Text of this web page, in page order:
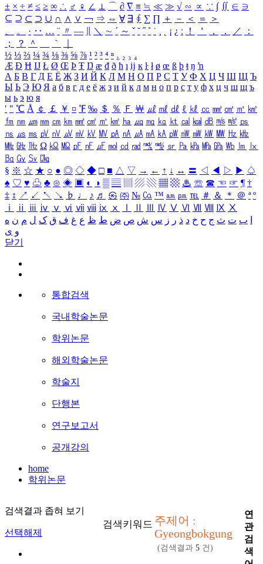
± × ÷ ≠ ≤ ≥ ∞ ∴ ♂ ♀ ∠ ⊥ ⌒ ∂ ∇ ≡ ≒ ≪ ≫ √ ∽ ∝ ∵ ∫ ∬ ∈ ∋
⊆ ⊇ ⊂ ⊃ ∪ ∩ ∧ ∨ ￢ ⇒ ⇔ ∀ ∃ ∮ ∑ ∏ ＋ － ＜ ＝
＞
、
。 · ‥ … ¨ 〃 ― ＼ ∼ ´ ～ ˇ ˘ ˝ ˚ ˙ ¸ ¡ ¿ ː ！ ＇ ， ． ／
：
；
？ ＾ ｀
½ ⅓ ⅔ ¼ ¾ ⅛ ⅜ ⅝ ⅞ ¹ ² ³ ⁴ ⁿ ₁ ₂ ₃ ₄
Æ Ð Ħ Ĳ Ł Ø Œ Þ Ŧ Ŋ æ đ ð ħ ı ĳ ĸ ŀ ł ø œ ß þ ŧ ŋ ŉ
А Б В Г Д Е Ё Ж З И Й К Л М Н О П Р С Т У Ф Х Ц Ч Ш Щ Ъ
Ы Ь Э Ю Я а б в г д е ё ж з и й к л м н о п р с т у ф х ц ч ш щ ъ
ы ь э ю я
′ ″ ℃ Å ￠ ￡ ￥ ¤ ℉ ‰ ＄ ％ Ｆ ￦ ㎕ ㎖ ㎗ ℓ ㎘ ㏄ ㎣ ㎤ ㎥ ㎦
㎙ ㎚ ㎛ ㎜ ㎝ ㎞ ㎟ ㎠ ㎡ ㎢ ㏊ ㎍ ㎎ ㎏ ㏏ ㎈ ㎉ ㏈ ㎧ ㎨ ㎰
㎱ ㎲ ㎳ ㎴ ㎵ ㎶ ㎷ ㎸ ㎹ ㎀ ㎁ ㎂ ㎃ ㎄ ㎺ ㎻ ㎽ ㎾ ㎿ ㎐ ㎑
㎒ ㎓ ㎔ Ω ㏀ ㏁ ㎊ ㎋ ㎌ ㏖ ㏅ ㎭ ㎮ ㎯ ㏛ ㎩ ㎪ ㎫ ㎬ ㏝ ㏐
㏓
㏃ ㏉ ㏜ ㏆
§ ※ ☆ ★ ○ ● ◎ ◇ ◆ □ ■ △ ▽ → ← ↑ ↓ ↔ 〓 ◁ ◀ ▷ ▶ ♤
♠ ♡ ♥ ♧ ♣ ⊙ ◈ ▣ ◐ ◑ ▒ ▤ ▨ ▧ ▦ ▩ ♨ ☏ ☎ ☜ ☞ ¶ †
‡ ↕ ↗ ↙ ↖ ↘ ♭ ♩ ♪ ♬ ㉿ ㈜ № ㏇ ™ ㏂ ㏘ ℡ ＃ ＆ ＊ ＠ ª º
ⅰ
ⅱ ⅲ ⅳ ⅴ ⅵ ⅶ ⅷ ⅸ ⅹ Ⅳ Ⅴ Ⅵ Ⅶ Ⅷ Ⅸ Ⅹ
ب ت ث ج ح خ د ذ ر ز س ش ص ض ط ظ ع غ ف ق ک ل م ن ه
و ی
닫기
통합검색
국내학술논문
학위논문
해외학술논문
학술지
단행본
연구보고서
공개강의
home
학위논문
검색결과 좁혀 보기
선택해제
검색키워드 주제어 :
Gyeongbokgung
(검색결과 5 건)
연
관
검
색